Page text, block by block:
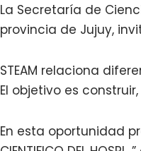
La Secretaría de
provincia de Jujuy,
STEAM relaciona
El objetivo es
En esta oportunidad